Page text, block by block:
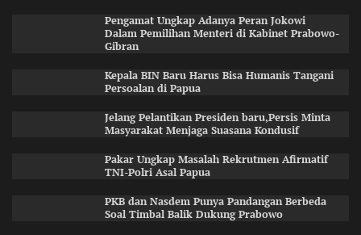
Pengamat Ungkap Adanya Peran Jokowi
Dalam Pemilihan Menteri di Kabinet Prabowo-
Gibran
Kepala BIN Baru Harus Bisa Humanis Tangani
Persoalan di Papua
Jelang Pelantikan Presiden baru,Persis Minta
Masyarakat Menjaga Suasana Kondusif
Pakar Ungkap Masalah Rekrutmen Afirmatif
TNI-Polri Asal Papua
PKB dan Nasdem Punya Pandangan Berbeda
Soal Timbal Balik Dukung Prabowo